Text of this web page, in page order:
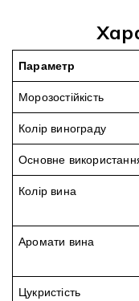
Параметр
Морозостійкість
Колір винограду
Основне
Колір вина
Аромати вина
Цукристість